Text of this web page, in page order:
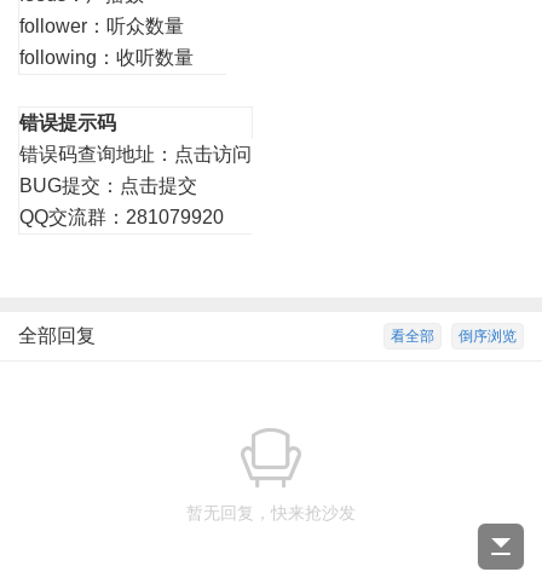
follower：听众数量
following：收听数量
错误提示码
错误码查询地址： 点击访问
BUG提交： 点击提交
QQ交流群：281079920
倒序浏览
看全部
全部回复
暂无回复，快来抢沙发